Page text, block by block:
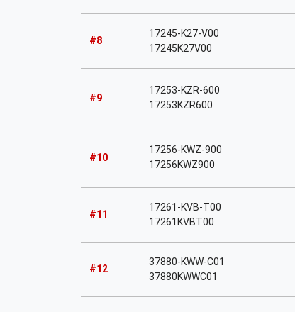
#8
17245-K27-V00
17245K27V00
#9
17253-KZR-600
17253KZR600
#10
17256-KWZ-900
17256KWZ900
#11
17261-KVB-T00
17261KVBT00
#12
37880-KWW-C01
37880KWWC01